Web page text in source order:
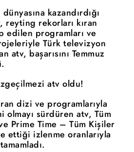
kazandırdığı
reyting rekorları kıran
programları ve
Türk televizyon
atv, başarısını Temmuz
atv oldu!
dizi ve programlarıyla
sürdüren atv, Tüm
Prime Time – Tüm Kişiler
ettiği izlenme oranlarıyla